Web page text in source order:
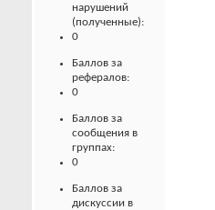
нарушений
(полученные):
0
Баллов за
рефералов:
0
Баллов за
сообщения в
группах:
0
Баллов за
дискуссии в